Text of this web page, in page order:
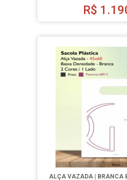
R$
ALÇA VAZADA | BRANCA